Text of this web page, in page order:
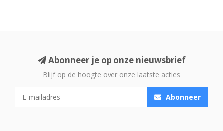
Abonneer je op onze nieuwsbrief
Blijf op de hoogte over onze laatste acties
Abonneer